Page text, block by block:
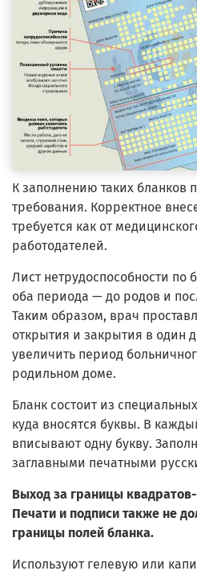
К заполнению таких бланков
требования. Корректное
требуется как от
работодателей.
Лист нетрудоспособности по
оба периода — до родов и
Таким образом, врач
открытия и закрытия в один
увеличить период
родильном доме.
Бланк состоит из
куда вносятся буквы. В
вписывают одну букву.
заглавными печатными
Выход за границы
Печати и подписи также не
границы полей бланка.
Используют гелевую или